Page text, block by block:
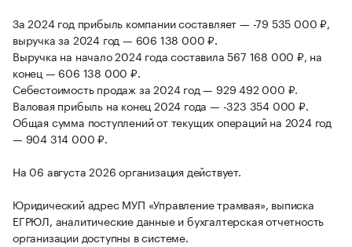
За 2024 год прибыль компании составляет — -79 535 000 ₽,
выручка за 2024 год — 606 138 000 ₽.
Выручка на начало 2024 года составила 567 168 000 ₽, на
конец — 606 138 000 ₽.
Себестоимость продаж за 2024 год — 929 492 000 ₽.
Валовая прибыль на конец 2024 года — -323 354 000 ₽.
Общая сумма поступлений от текущих операций на 2024 год
— 904 314 000 ₽.
На 06 августа 2026 организация действует.
Юридический адрес МУП «Управление трамвая», выписка
ЕГРЮЛ, аналитические данные и бухгалтерская отчетность
организации доступны в системе.